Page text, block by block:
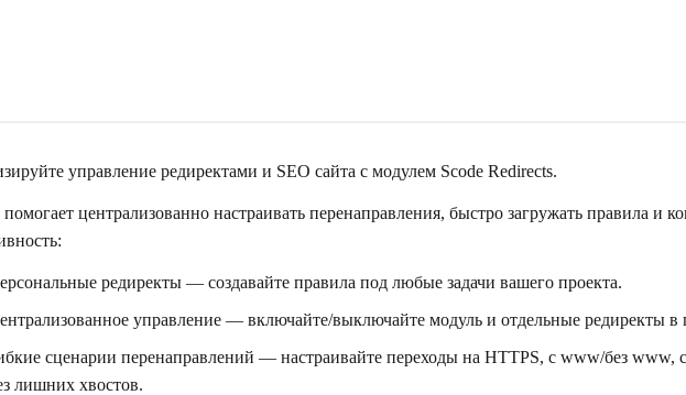
управление редиректами и SEO сайта с модулем Scode Redirects.
централизованно настраивать перенаправления, быстро загружать правила и
редиректы — создавайте правила под любые задачи вашего проекта.
управление — включайте/выключайте модуль и отдельные редиректы в
сценарии перенаправлений — настраивайте переходы на HTTPS, с www/без www,
лишних хвостов.